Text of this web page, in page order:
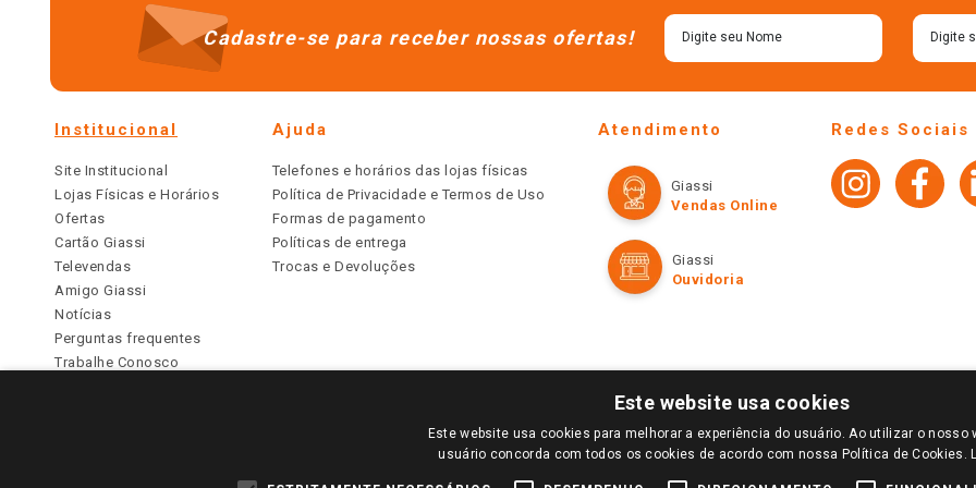
Cadastre-se para receber nossas ofertas!
Institucional
Site Institucional
Lojas Físicas e Horários
Ofertas
Cartão Giassi
Televendas
Amigo Giassi
Notícias
Perguntas frequentes
Trabalhe Conosco
Ajuda
Telefones e horários das lojas físicas
Política de Privacidade e Termos de Uso
Formas de pagamento
Políticas de entrega
Trocas e Devoluções
Atendimento
Giassi
Vendas Online
Giassi
Ouvidoria
Redes Sociais
PARA VER OS PREÇOS DA SUA REGIÃO, FAÇA LOGIN E SELECIONE A LOJA DE SUA PREFERÊNCIA. SOMENTE APÓS O LOGIN, OS PREÇOS
TODOS OS PREÇOS E CONDIÇÕES COMERCIAIS DESTE SITE SÃO VÁLIDOS APENAS PARA COMPRAS REALIZADAS NO GIASSI.COM.BR E NA LOJA
Este website usa cookies
Este website usa cookies para melhorar a experiência do usuário. Ao utilizar o nosso
usuário concorda com todos os cookies de acordo com nossa Política de Cookies.